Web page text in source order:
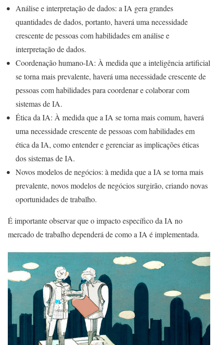
Análise e interpretação de dados: a IA gera grandes
quantidades de dados, portanto, haverá uma necessidade
crescente de pessoas com habilidades em análise e
interpretação de dados.
Coordenação humano-IA: À medida que a inteligência artificial
se torna mais prevalente, haverá uma necessidade crescente de
pessoas com habilidades para coordenar e colaborar com
sistemas de IA.
Ética da IA: À medida que a IA se torna mais comum, haverá
uma necessidade crescente de pessoas com habilidades em
ética da IA, como entender e gerenciar as implicações éticas
dos sistemas de IA.
Novos modelos de negócios: à medida que a IA se torna mais
prevalente, novos modelos de negócios surgirão, criando novas
oportunidades de trabalho.
É importante observar que o impacto específico da IA no
mercado de trabalho dependerá de como a IA é implementada.